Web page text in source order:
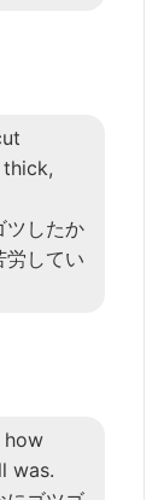
thick,
ツしたか
労してい
how
was.